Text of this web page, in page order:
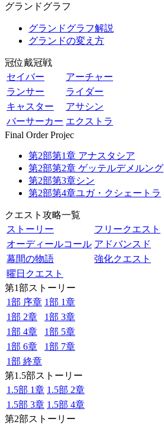
グランドグラフ
グランドグラフ解説
グランドの変え方
冠位戴冠戦
セイバー
アーチャー
ランサー
ライダー
キャスター
アサシン
バーサーカー エクストラ
Final Order Projec
第2部第1章 アナスタシア
第2部第2章 ゲッテルデメルング
第2部第3章シン
第2部第4章ユガ・クシェートラ
クエスト攻略一覧
ストーリー
フリークエスト
オーディールコール アドバンスド
幕間の物語
強化クエスト
曜日クエスト
第1部ストーリー
1部 序章 1部 1章
1部 2章
1部 3章
1部 4章
1部 5章
1部 6章
1部 7章
1部 終章
第1.5部ストーリー
1.5部 1章 1.5部 2章
1.5部 3章 1.5部 4章
第2部ストーリー